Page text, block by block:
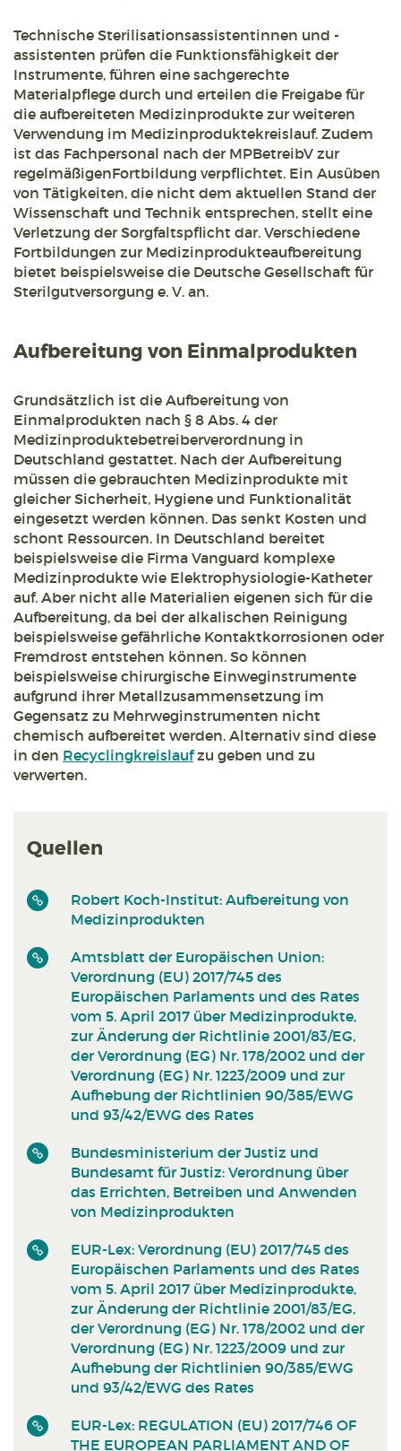
Technische Sterilisationsassistentinnen und -
assistenten prüfen die Funktionsfähigkeit der
Instrumente, führen eine sachgerechte
Materialpflege durch und erteilen die Freigabe für
die aufbereiteten Medizinprodukte zur weiteren
Verwendung im Medizinproduktekreislauf. Zudem
ist das Fachpersonal nach der MPBetreibV zur
regelmäßigenFortbildung verpflichtet. Ein Ausüben
von Tätigkeiten, die nicht dem aktuellen Stand der
Wissenschaft und Technik entsprechen, stellt eine
Verletzung der Sorgfaltspflicht dar. Verschiedene
Fortbildungen zur Medizinprodukteaufbereitung
bietet beispielsweise die Deutsche Gesellschaft für
Sterilgutversorgung e. V. an.
Aufbereitung von Einmalprodukten
Grundsätzlich ist die Aufbereitung von
Einmalprodukten nach § 8 Abs. 4 der
Medizinproduktebetreiberverordnung in
Deutschland gestattet. Nach der Aufbereitung
müssen die gebrauchten Medizinprodukte mit
gleicher Sicherheit, Hygiene und Funktionalität
eingesetzt werden können. Das senkt Kosten und
schont Ressourcen. In Deutschland bereitet
beispielsweise die Firma Vanguard komplexe
Medizinprodukte wie Elektrophysiologie-Katheter
auf. Aber nicht alle Materialien eigenen sich für die
Aufbereitung, da bei der alkalischen Reinigung
beispielsweise gefährliche Kontaktkorrosionen oder
Fremdrost entstehen können. So können
beispielsweise chirurgische Einweginstrumente
aufgrund ihrer Metallzusammensetzung im
Gegensatz zu Mehrweginstrumenten nicht
chemisch aufbereitet werden. Alternativ sind diese
in den Recyclingkreislaufzu geben und zu
verwerten.
Quellen
Robert Koch-Institut: Aufbereitung von
Medizinprodukten
Amtsblatt der Europäischen Union:
Verordnung (EU) 2017/745 des
Europäischen Parlaments und des Rates
vom 5. April 2017 über Medizinprodukte,
zur Änderung der Richtlinie 2001/83/EG,
der Verordnung (EG) Nr. 178/2002 und der
Verordnung (EG) Nr. 1223/2009 und zur
Aufhebung der Richtlinien 90/385/EWG
und 93/42/EWG des Rates
Bundesministerium der Justiz und
Bundesamt für Justiz: Verordnung über
das Errichten, Betreiben und Anwenden
von Medizinprodukten
EUR-Lex: Verordnung (EU) 2017/745 des
Europäischen Parlaments und des Rates
vom 5. April 2017 über Medizinprodukte,
zur Änderung der Richtlinie 2001/83/EG,
der Verordnung (EG) Nr. 178/2002 und der
Verordnung (EG) Nr. 1223/2009 und zur
Aufhebung der Richtlinien 90/385/EWG
und 93/42/EWG des Rates
EUR-Lex: REGULATION (EU) 2017/746 OF
THE EUROPEAN PARLIAMENT AND OF